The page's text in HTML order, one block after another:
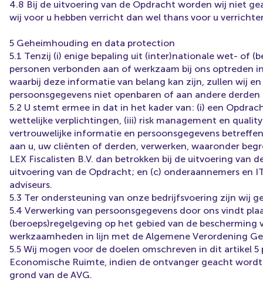
4.8 Bij de uitvoering van de Opdracht worden wij niet
wij voor u hebben verricht dan wel thans voor u
5 Geheimhouding en data protection
5.1 Tenzij (i) enige bepaling uit (inter)nationale wet- of
personen verbonden aan of werkzaam bij ons
waarbij deze informatie van belang kan zijn, zullen wij
persoonsgegevens niet openbaren of aan andere
5.2 U stemt ermee in dat in het kader van: (i) een
wettelijke verplichtingen, (iii) risk management en
vertrouwelijke informatie en persoonsgegevens
aan u, uw cliënten of derden, verwerken, waaronder
LEX Fiscalisten B.V. dan betrokken bij de uitvoering
uitvoering van de Opdracht; en (c) onderaannemers en
adviseurs.
5.3 Ter ondersteuning van onze bedrijfsvoering zijn wij
5.4 Verwerking van persoonsgegevens door ons vindt
(beroeps)regelgeving op het gebied van de
werkzaamheden in lijn met de Algemene Verordening
5.5 Wij mogen voor de doelen omschreven in dit artikel
Economische Ruimte, indien de ontvanger geacht
grond van de AVG.